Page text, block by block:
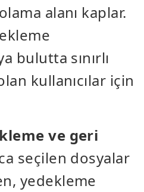
alanı kaplar.
bulutta sınırlı
kullanıcılar için
ve geri
seçilen dosyalar
yedekleme